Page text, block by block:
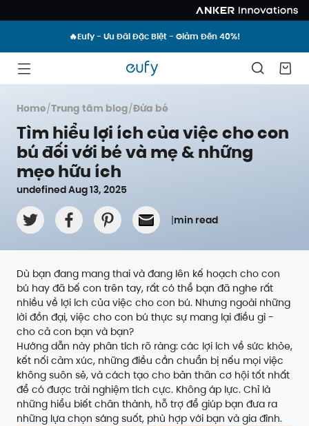
🔥Eufy - Ưu Đãi Đặc Biệt - Giảm Đến 40%!
Home/Trung tâm blog/Đứa bé
Tìm hiểu lợi ích của việc cho con
bú đối với bé và mẹ & những
mẹo hữu ích
undefined Aug 13, 2025
|min read
Dù bạn đang mang thai và đang lên kế hoạch cho con
bú hay đã bế con trên tay, rất có thể bạn đã nghe rất
nhiều về lợi ích của việc cho con bú. Nhưng ngoài những
lời đồn đại, việc cho con bú thực sự mang lại điều gì -
cho cả con bạn và bạn?
Hướng dẫn này phân tích rõ ràng: các lợi ích về sức khỏe,
kết nối cảm xúc, những điều cần chuẩn bị nếu mọi việc
không suôn sẻ, và cách tạo cho bản thân cơ hội tốt nhất
để có được trải nghiệm tích cực. Không áp lực. Chỉ là
những hiểu biết chân thành, hỗ trợ để giúp bạn đưa ra
những lựa chọn sáng suốt, phù hợp với bạn và gia đình.